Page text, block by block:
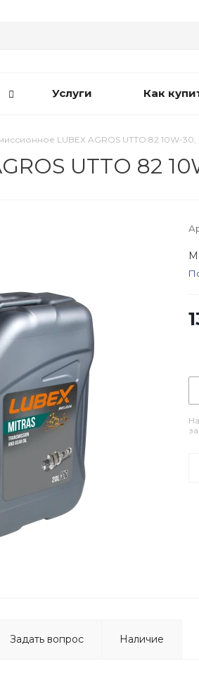
Услуги Как
LUBEX AGROS UTTO 82 10W-30,
UTTO 82
Задать вопрос Наличие